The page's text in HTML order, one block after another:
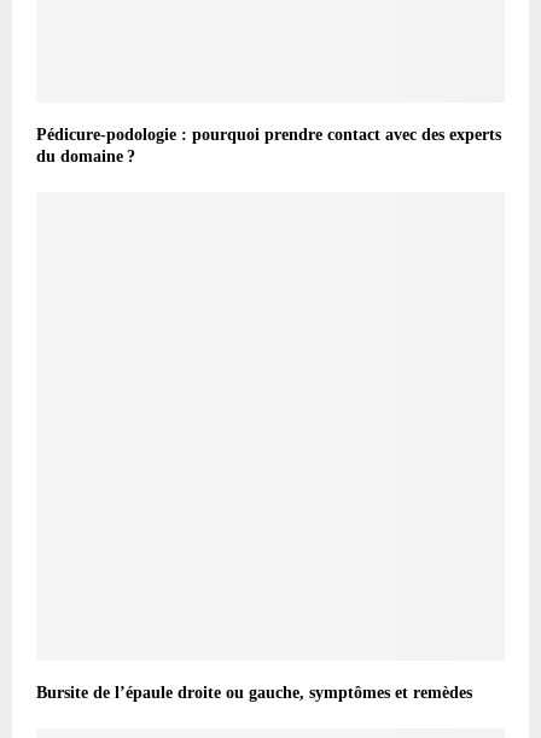
Pédicure-podologie : pourquoi prendre contact avec des experts
du domaine ?
Bursite de l’épaule droite ou gauche, symptômes et remèdes